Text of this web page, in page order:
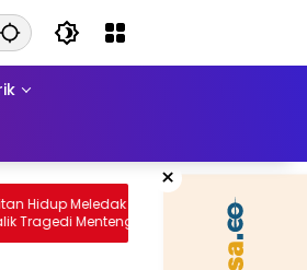
×
Jadi Api
Ayam di Bali
Bahagia Itu